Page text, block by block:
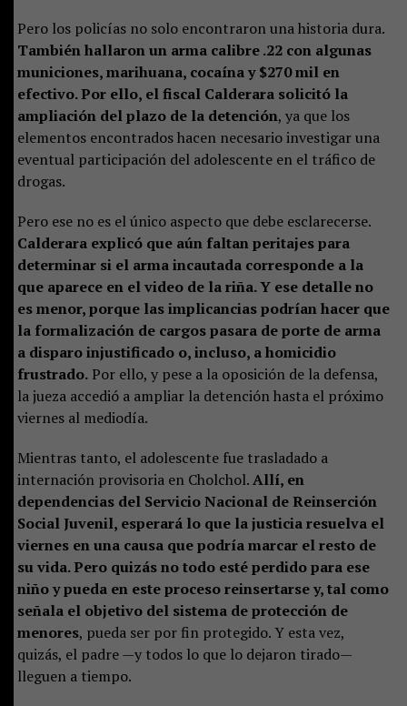
Pero los policías no solo encontraron una historia dura.
También hallaron un arma calibre .22 con algunas
municiones, marihuana, cocaína y $270 mil en
efectivo. Por ello, el fiscal Calderara solicitó la
ampliación del plazo de la detención, ya que los
elementos encontrados hacen necesario investigar una
eventual participación del adolescente en el tráfico de
drogas.
Pero ese no es el único aspecto que debe esclarecerse.
Calderara explicó que aún faltan peritajes para
determinar si el arma incautada corresponde a la
que aparece en el video de la riña. Y ese detalle no
es menor, porque las implicancias podrían hacer que
la formalización de cargos pasara de porte de arma
a disparo injustificado o, incluso, a homicidio
frustrado.Por ello, y pese a la oposición de la defensa,
la jueza accedió a ampliar la detención hasta el próximo
viernes al mediodía.
Mientras tanto, el adolescente fue trasladado a
internación provisoria en Cholchol.Allí, en
dependencias del Servicio Nacional de Reinserción
Social Juvenil, esperará lo que la justicia resuelva el
viernes en una causa que podría marcar el resto de
su vida. Pero quizás no todo esté perdido para ese
niño y pueda en este proceso reinsertarse y, tal como
señala el objetivo del sistema de protección de
menores, pueda ser por fin protegido. Y esta vez,
quizás, el padre —y todos lo que lo dejaron tirado—
lleguen a tiempo.